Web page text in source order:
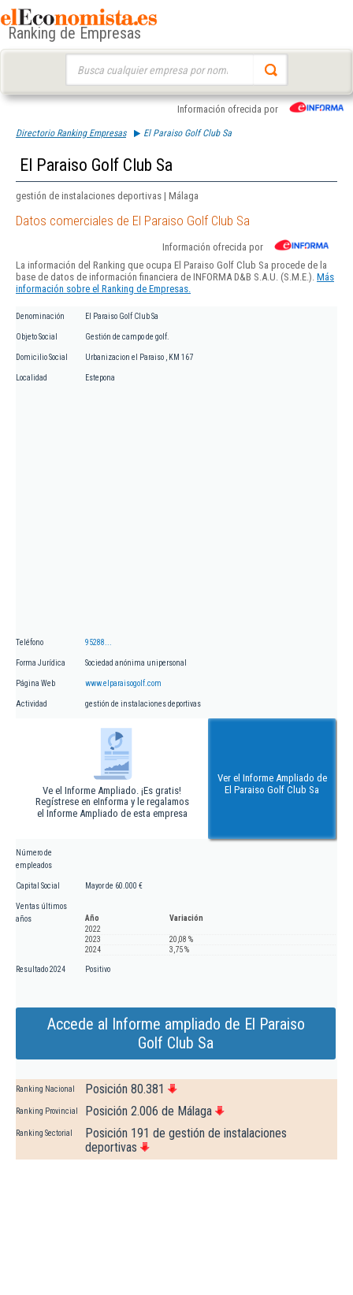
Ranking de Empresas
Información ofrecida por
Directorio Ranking Empresas El Paraiso Golf Club Sa
El Paraiso Golf Club Sa
gestión de instalaciones deportivas | Málaga
Datos comerciales de El Paraiso Golf Club Sa
Información ofrecida por
La información del Ranking que ocupa El Paraiso Golf Club Sa procede de la
base de datos de información financiera de INFORMA D&B S.A.U. (S.M.E.). Más
información sobre el Ranking de Empresas.
Denominación El Paraiso Golf Club Sa
Objeto Social Gestión de campo de golf.
Domicilio Social Urbanizacion el Paraiso , KM 167
Localidad Estepona
Teléfono 95288...
Forma Jurídica Sociedad anónima unipersonal
Página Web www.elparaisogolf.com
Actividad gestión de instalaciones deportivas
Ve el Informe Ampliado. ¡Es gratis!
Regístrese en eInforma y le regalamos
el Informe Ampliado de esta empresa
Ver el Informe Ampliado de
El Paraiso Golf Club Sa
Número de
empleados
Capital Social Mayor de 60.000 €
Ventas últimos
años
Año
Variación
2022
2023
20,08 %
2024
3,75 %
Resultado 2024 Positivo
Accede al Informe ampliado de El Paraiso
Golf Club Sa
Ranking Nacional Posición 80.381
Ranking Provincial Posición 2.006 de Málaga
Ranking Sectorial
Posición 191 de gestión de instalaciones
deportivas